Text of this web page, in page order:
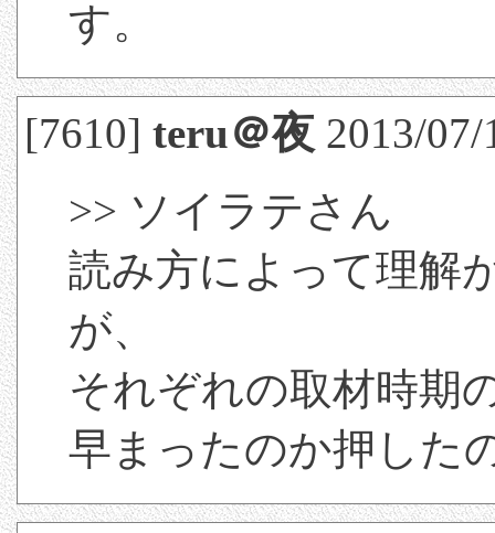
す。
[7610]teru＠夜 2013/
>> ソイラテさん
読み方によって理解
が、
それぞれの取材時期
早まったのか押した